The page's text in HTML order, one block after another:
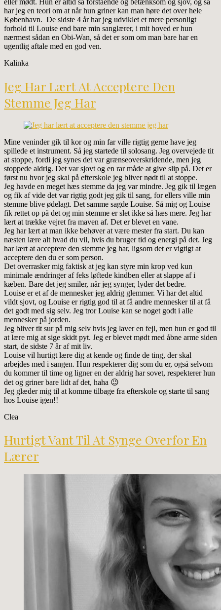
eller mødt. Hun er altid så forstående og betænksom og sjov, og så
har jeg en teori om at når hun griner kan man høre det over hele
København. De sidste 4 år har jeg udviklet et mere personligt
forhold til Louise end bare min sanglærer, i mit hoved er hun
nærmest sådan en Obi-Wan, så det er som om man bare har en
ugentlig aftale med en god ven.
Kalinka
Jeg Har Lært At Acceptere Den
Stemme Jeg Har
Mine veninder gik til kor og min far ville rigtig gerne have jeg
spillede et instrument. Så jeg startede til solosang. Jeg overvejede tit
at stoppe, fordi jeg synes det var grænseoverskridende, men jeg
stoppede aldrig. Det var sjovt og en rar måde at give slip på. Det er
først nu hvor jeg skal på efterskole jeg bliver nødt til at stoppe.
Jeg havde en meget hæs stemme da jeg var mindre. Jeg gik til lægen
og fik af vide det var rigtig godt jeg gik til sang, for ellers ville min
stemme blive ødelagt. Det samme sagde Louise. Så mig og Louise
fik rettet op på det og min stemme er slet ikke så hæs mere. Jeg har
lært at trække vejret fra maven af. Det er blevet en vane.
Jeg har lært at man ikke behøver at være mester fra start. Du kan
næsten lære alt hvad du vil, hvis du bruger tid og energi på det. Jeg
har lært at acceptere den stemme jeg har, ligsom det er vigtigt at
acceptere den du er som person.
Det overrasker mig faktisk at jeg kan styre min krop ved kun
minimale ændringer af feks løftede kindben eller at slappe af i
kæben. Bare det jeg smiler, når jeg synger, lyder det bedre.
Louise er et af de mennesker jeg aldrig glemmer. Vi har det altid
vildt sjovt, og Louise er rigtig god til at få andre mennesker til at få
det godt med sig selv. Jeg tror Louise kan se noget godt i alle
mennesker på jorden.
Jeg bliver tit sur på mig selv hvis jeg laver en fejl, men hun er god til
at lære mig at sige skidt pyt. Jeg er blevet mødt med åbne arme siden
start, de sidste 7 år af mit liv.
Louise vil hurtigt lære dig at kende og finde de ting, der skal
arbejdes med i sangen. Hun respekterer dig som du er, også selvom
du kommer til time og ligner en der aldrig har sovet, respekterer hun
det og griner bare lidt af det, haha 😉
Jeg glæder mig til at komme tilbage fra efterskole og starte til sang
hos Louise igen!!
Clea
Hurtigt Vant Til At Synge Overfor En
Lærer